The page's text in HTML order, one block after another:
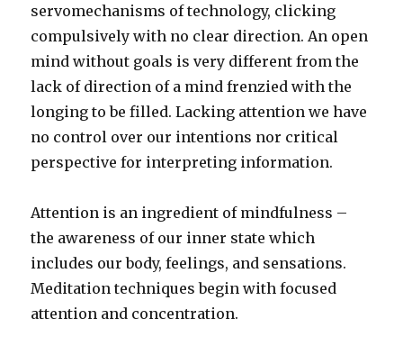
come
servomechanisms of technology, clicking
compulsively with no clear direction. An open
mind without goals is very different from the
lack of direction of a mind frenzied with the
longing to be filled. Lacking attention we have
no control over our intentions nor critical
perspective for interpreting information.
Attention is an ingredient of mindfulness –
the awareness of our inner state which
includes our body, feelings, and sensations.
Meditation techniques begin with focused
attention and concentration.